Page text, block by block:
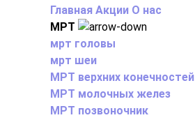
Главная Акции О нас
МРТ
мрт головы
мрт шеи
МРТ верхних конечностей
МРТ молочных желез
МРТ позвоночник